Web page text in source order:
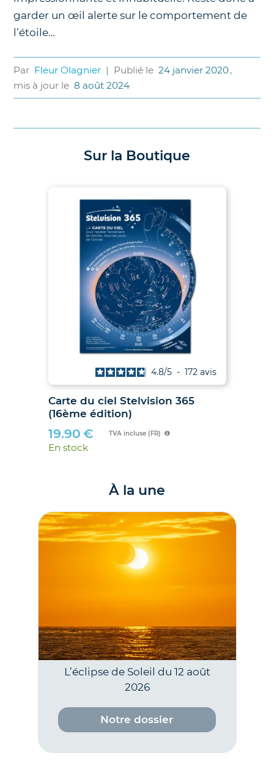
garder un œil alerte sur le comportement de
l’étoile…
Par Fleur Olagnier | Publié le 24 janvier 2020,
mis à jour le 8 août 2024
Sur la Boutique
Les Soleils noirs de 2026 et 2027
– Le guide des éclipses des 12
août 2026 et 2 août 2027
4.9/5 - 38 avis
21.00€
À la une
L’éclipse de Soleil du 12 août
2026
Notre dossier